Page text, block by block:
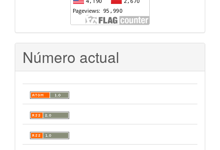
Número actual